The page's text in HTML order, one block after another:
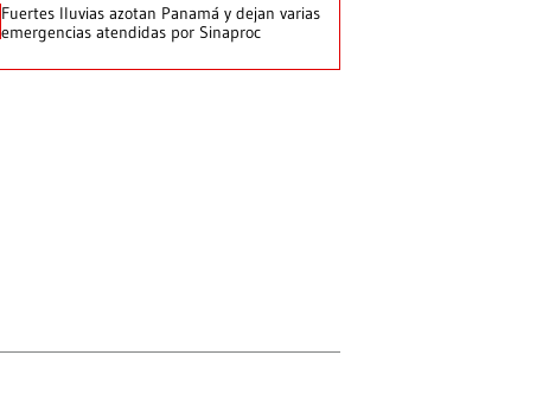
Fuertes lluvias azotan Panamá y dejan varias
emergencias atendidas por Sinaproc